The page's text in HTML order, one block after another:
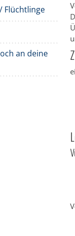
Flüchtlinge
an deine